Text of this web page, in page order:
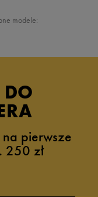
modele:
pierwsze
250 zł